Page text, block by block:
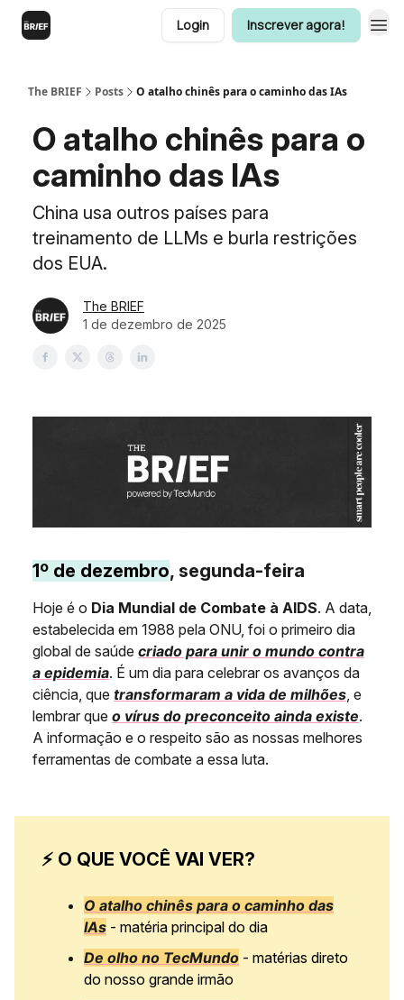
Login Inscrever agora!
The BRIEF Posts O atalho chinês para o caminho das IAs
O atalho chinês para o
caminho das IAs
China usa outros países para
treinamento de LLMs e burla restrições
dos EUA.
The BRIEF
1 de dezembro de 2025
1º de dezembro, segunda-feira
Hoje é o Dia Mundial de Combate à AIDS. A data,
estabelecida em 1988 pela ONU, foi o primeiro dia
global de saúde criado para unir o mundo contra
a epidemia. É um dia para celebrar os avanços da
ciência, que transformaram a vida de milhões, e
lembrar que o vírus do preconceito ainda existe.
A informação e o respeito são as nossas melhores
ferramentas de combate a essa luta.
⚡ O QUE VOCÊ VAI VER?
O atalho chinês para o caminho das
IAs - matéria principal do dia
De olho no TecMundo - matérias direto
do nosso grande irmão